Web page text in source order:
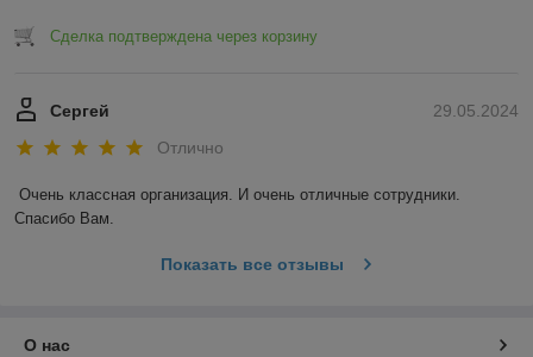
Сделка подтверждена через корзину
29.05.2024
Сергей
Отлично
Очень классная организация. И очень отличные сотрудники.
Спасибо Вам.
Показать все отзывы
О нас